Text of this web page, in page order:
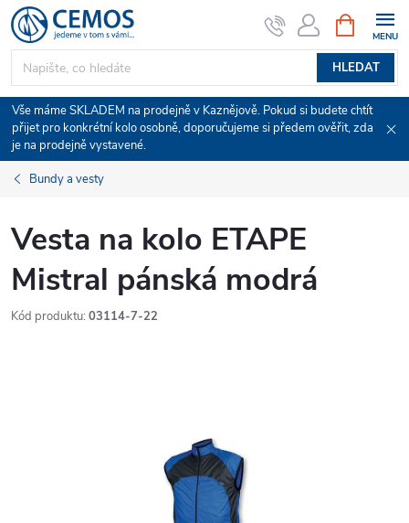
Přejít
na
obsah
HLEDAT
NÁKUPNÍ
KOŠÍK
Vše máme SKLADEM na prodejně v Kaznějově. Pokud si budete chtít
přijet pro konkrétní kolo osobně, doporučujeme si předem ověřit, zda
je na prodejně vystavené.
Bundy a vesty
Vesta na kolo ETAPE
Mistral pánská modrá
Kód produktu: 03114-7-22